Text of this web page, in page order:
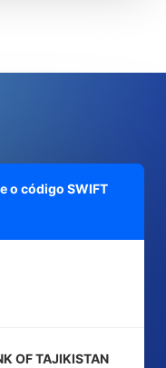
o código SWIFT
OF TAJIKISTAN